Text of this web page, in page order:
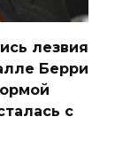
лезвия
Берри
с